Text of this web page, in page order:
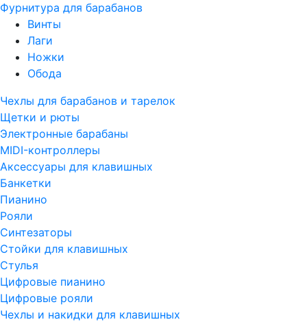
Фурнитура для барабанов
Винты
Лаги
Ножки
Обода
Чехлы для барабанов и тарелок
Щетки и рюты
Электронные барабаны
MIDI-контроллеры
Аксессуары для клавишных
Банкетки
Пианино
Рояли
Синтезаторы
Стойки для клавишных
Стулья
Цифровые пианино
Цифровые рояли
Чехлы и накидки для клавишных